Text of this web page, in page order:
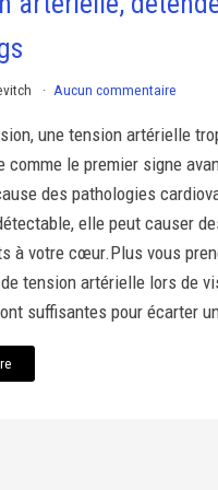
Aucun commentaire
une tension artérielle
comme le premier signe
des pathologies
elle peut causer
à votre cœur.Plus vous
tension artérielle lors de
suffisantes pour écarter